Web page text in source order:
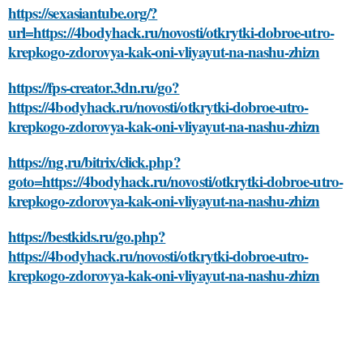
https://sexasiantube.org/?
url=https://4bodyhack.ru/novosti/otkrytki-dobroe-utro-
krepkogo-zdorovya-kak-oni-vliyayut-na-nashu-zhizn
https://fps-creator.3dn.ru/go?
https://4bodyhack.ru/novosti/otkrytki-dobroe-utro-
krepkogo-zdorovya-kak-oni-vliyayut-na-nashu-zhizn
https://ng.ru/bitrix/click.php?
goto=https://4bodyhack.ru/novosti/otkrytki-dobroe-utro-
krepkogo-zdorovya-kak-oni-vliyayut-na-nashu-zhizn
https://bestkids.ru/go.php?
https://4bodyhack.ru/novosti/otkrytki-dobroe-utro-
krepkogo-zdorovya-kak-oni-vliyayut-na-nashu-zhizn